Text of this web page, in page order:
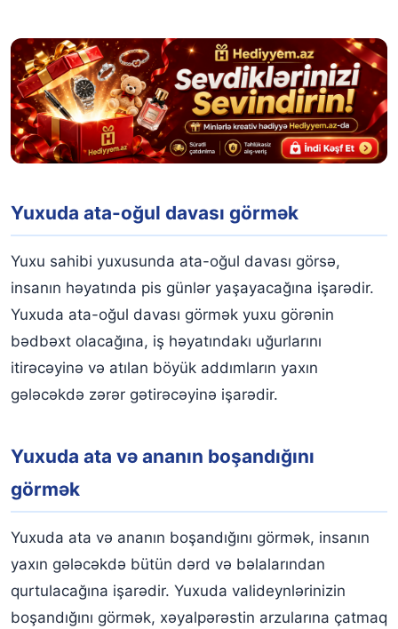
Yuxuda ata-oğul davası görmək
Yuxu sahibi yuxusunda ata-oğul davası görsə,
insanın həyatında pis günlər yaşayacağına işarədir.
Yuxuda ata-oğul davası görmək yuxu görənin
bədbəxt olacağına, iş həyatındakı uğurlarını
itirəcəyinə və atılan böyük addımların yaxın
gələcəkdə zərər gətirəcəyinə işarədir.
Yuxuda ata və ananın boşandığını
görmək
Yuxuda ata və ananın boşandığını görmək, insanın
yaxın gələcəkdə bütün dərd və bəlalarından
qurtulacağına işarədir. Yuxuda valideynlərinizin
boşandığını görmək, xəyalpərəstin arzularına çatmaq